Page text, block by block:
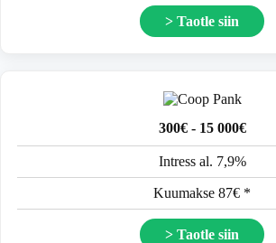
> Taotle siin
300€ - 15 000€
Intress al. 7,9%
Kuumakse 87€ *
> Taotle siin